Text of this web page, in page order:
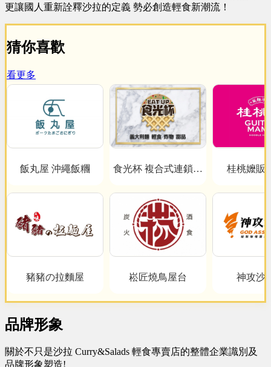
更讓國人重新詮釋沙拉的定義 勢必創造輕食新潮流！
猜你喜歡
看更多
飯丸屋 沖繩飯糰
豬豬の拉麵屋
食光杯 複合式連鎖餐
崧匠燒鳥屋台
桂桃嬤販
神攻沙
品牌形象
關於不只是沙拉 Curry&Salads 輕食專賣店的整體企業識別及
品牌形象塑造!